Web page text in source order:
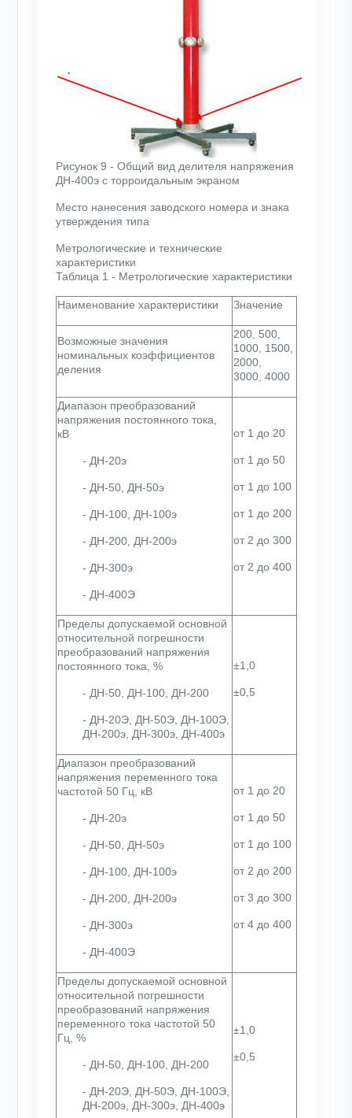
Рисунок 9 - Общий вид делителя напряжения
ДН-400э с торроидальным экраном
Место нанесения заводского номера и знака
утверждения типа
Метрологические и технические
характеристики
Таблица 1 - Метрологические характеристики
Наименование характеристики Значение
Возможные значения
номинальных коэффициентов
деления
200, 500,
1000, 1500,
2000,
3000, 4000
Диапазон преобразований
напряжения постоянного тока,
кВ
- ДН-20э
- ДН-50, ДН-50э
- ДН-100, ДН-100э
- ДН-200, ДН-200э
- ДН-300э
- ДН-400Э
от 1 до 20
от 1 до 50
от 1 до 100
от 1 до 200
от 2 до 300
от 2 до 400
Пределы допускаемой основной
относительной погрешности
преобразований напряжения
постоянного тока, %
- ДН-50, ДН-100, ДН-200
- ДН-20Э, ДН-50Э, ДН-100Э,
ДН-200э, ДН-300э, ДН-400э
±1,0
±0,5
Диапазон преобразований
напряжения переменного тока
частотой 50 Гц, кВ
- ДН-20э
- ДН-50, ДН-50э
- ДН-100, ДН-100э
- ДН-200, ДН-200э
- ДН-300э
- ДН-400Э
от 1 до 20
от 1 до 50
от 1 до 100
от 2 до 200
от 3 до 300
от 4 до 400
Пределы допускаемой основной
относительной погрешности
преобразований напряжения
переменного тока частотой 50
Гц, %
- ДН-50, ДН-100, ДН-200
- ДН-20Э, ДН-50Э, ДН-100Э,
ДН-200э, ДН-300э, ДН-400э
±1,0
±0,5